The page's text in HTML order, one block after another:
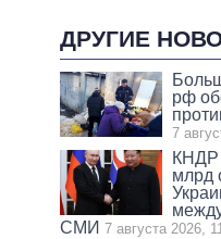
ДРУГИЕ
рф
7
КНДР
млрд
СМИ 7 августа 2026,